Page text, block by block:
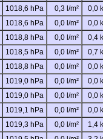
1018,6 hPa 0,3 l/m²
0,0
1018,6 hPa 0,0 l/m²
0,0
1018,8 hPa 0,0 l/m²
0,4
1018,5 hPa 0,0 l/m²
0,7
1018,8 hPa 0,0 l/m²
0,0
1019,0 hPa 0,0 l/m²
0,0
1019,0 hPa 0,0 l/m²
0,0
1019,1 hPa 0,0 l/m²
0,0
1019,3 hPa 0,0 l/m²
1,4